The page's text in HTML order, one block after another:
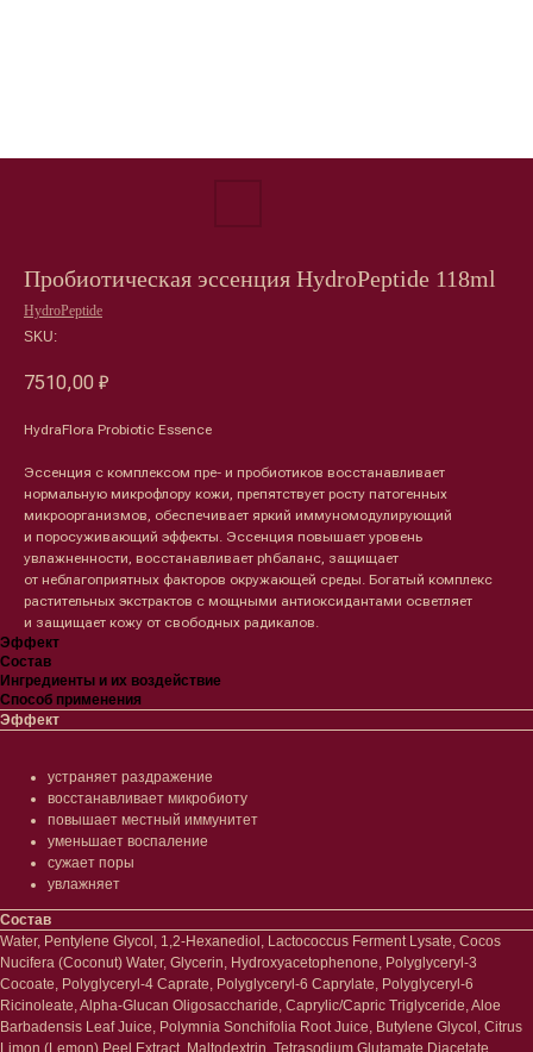
Пробиотическая эссенция HydroPeptide 118ml
HydroPeptide
SKU:
7510,00 ₽
HydraFlora Probiotic Essence
Эссенция с комплексом пре- и пробиотиков восстанавливает
нормальную микрофлору кожи, препятствует росту патогенных
микроорганизмов, обеспечивает яркий иммуномодулирующий
и поросуживающий эффекты. Эссенция повышает уровень
увлажненности, восстанавливает phбаланс, защищает
от неблагоприятных факторов окружающей среды. Богатый комплекс
растительных экстрактов с мощными антиоксидантами осветляет
и защищает кожу от свободных радикалов.
Эффект
Состав
Ингредиенты и их воздействие
Способ применения
Эффект
устраняет раздражение
восстанавливает микробиоту
повышает местный иммунитет
уменьшает воспаление
сужает поры
увлажняет
Состав
Water, Pentylene Glycol, 1,2-Hexanediol, Lactococcus Ferment Lysate, Cocos
Nucifera (Coconut) Water, Glycerin, Hydroxyacetophenone, Polyglyceryl-3
Cocoate, Polyglyceryl-4 Caprate, Polyglyceryl-6 Caprylate, Polyglyceryl-6
Ricinoleate, Alpha-Glucan Oligosaccharide, Caprylic/Capric Triglyceride, Aloe
Barbadensis Leaf Juice, Polymnia Sonchifolia Root Juice, Butylene Glycol, Citrus
Limon (Lemon) Peel Extract, Maltodextrin, Tetrasodium Glutamate Diacetate,